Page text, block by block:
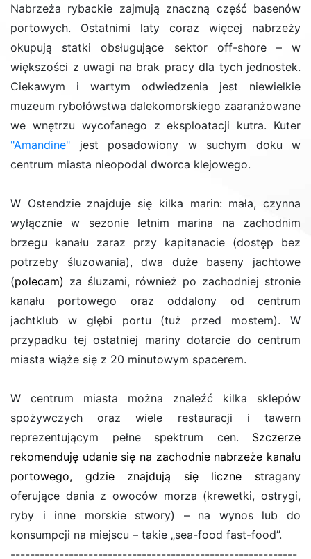
Nabrzeża rybackie zajmują znaczną część basenów
portowych. Ostatnimi laty coraz więcej nabrzeży
okupują statki obsługujące sektor off-shore – w
większości z uwagi na brak pracy dla tych jednostek.
Ciekawym i wartym odwiedzenia jest niewielkie
muzeum rybołówstwa dalekomorskiego zaaranżowane
we wnętrzu wycofanego z eksploatacji kutra. Kuter
"Amandine"
jest posadowiony w suchym doku w
centrum miasta nieopodal dworca klejowego.
W Ostendzie znajduje się kilka marin: mała, czynna
wyłącznie w sezonie letnim marina na zachodnim
brzegu kanału zaraz przy kapitanacie (dostęp bez
potrzeby śluzowania), dwa duże baseny jachtowe
(polecam) za śluzami, również po zachodniej stronie
kanału portowego oraz oddalony od centrum
jachtklub w głębi portu (tuż przed mostem). W
przypadku tej ostatniej mariny dotarcie do centrum
miasta wiąże się z 20 minutowym spacerem.
W centrum miasta można znaleźć kilka sklepów
spożywczych oraz wiele restauracji i tawern
reprezentującym pełne spektrum cen. Szczerze
rekomenduję udanie się na zachodnie nabrzeże kanału
portowego, gdzie znajdują się liczne stragany
oferujące dania z owoców morza (krewetki, ostrygi,
ryby i inne morskie stwory) – na wynos lub do
konsumpcji na miejscu – takie „sea-food fast-food”.
-----------------------------------------------------------